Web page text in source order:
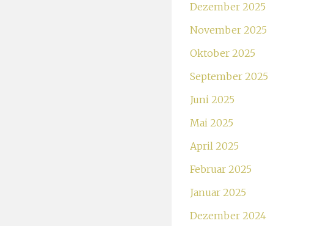
Dezember 2025
November 2025
Oktober 2025
September 2025
Juni 2025
Mai 2025
April 2025
Februar 2025
Januar 2025
Dezember 2024